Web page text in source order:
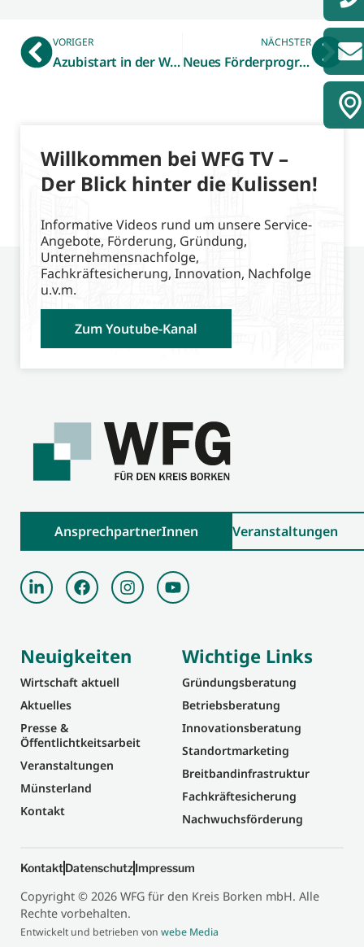
VORIGER
Azubistart in der WFG
NÄCHSTER
Neues Förderprogramm KOMPASS unterstützt Solo-Selbstständige
Willkommen bei WFG TV –
Der Blick hinter die Kulissen!
Informative Videos rund um unsere Service-
Angebote, Förderung, Gründung,
Unternehmensnachfolge,
Fachkräftesicherung, Innovation, Nachfolge
u.v.m.
Zum Youtube-Kanal
AnsprechpartnerInnen Veranstaltungen
Neuigkeiten
Wirtschaft aktuell
Aktuelles
Presse &
Öffentlichtkeitsarbeit
Veranstaltungen
Münsterland
Kontakt
Wichtige Links
Gründungsberatung
Betriebsberatung
Innovationsberatung
Standortmarketing
Breitbandinfrastruktur
Fachkräftesicherung
Nachwuchsförderung
Copyright © 2026 WFG für den Kreis Borken mbH. Alle
Rechte vorbehalten.
Entwickelt und betrieben von webe Media
KontaktDatenschutzImpressum